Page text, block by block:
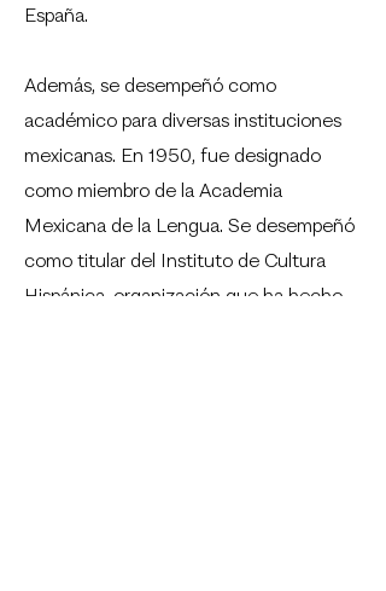
España.
Además, se desempeñó como
académico para diversas instituciones
mexicanas. En 1950, fue designado
como miembro de la Academia
Mexicana de la Lengua. Se desempeñó
como titular del Instituto de Cultura
Hispánica, organización que ha hecho